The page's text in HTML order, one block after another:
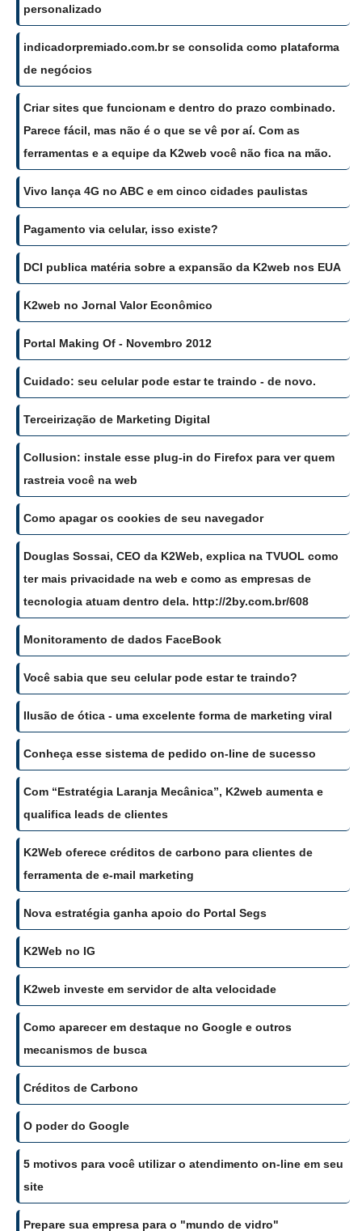
personalizado
indicadorpremiado.com.br se consolida como plataforma
de negócios
Criar sites que funcionam e dentro do prazo combinado.
Parece fácil, mas não é o que se vê por aí. Com as
ferramentas e a equipe da K2web você não fica na mão.
Vivo lança 4G no ABC e em cinco cidades paulistas
Pagamento via celular, isso existe?
DCI publica matéria sobre a expansão da K2web nos EUA
K2web no Jornal Valor Econômico
Portal Making Of - Novembro 2012
Cuidado: seu celular pode estar te traindo - de novo.
Terceirização de Marketing Digital
Collusion: instale esse plug-in do Firefox para ver quem
rastreia você na web
Como apagar os cookies de seu navegador
Douglas Sossai, CEO da K2Web, explica na TVUOL como
ter mais privacidade na web e como as empresas de
tecnologia atuam dentro dela. http://2by.com.br/608
Monitoramento de dados FaceBook
Você sabia que seu celular pode estar te traindo?
Ilusão de ótica - uma excelente forma de marketing viral
Conheça esse sistema de pedido on-line de sucesso
Com “Estratégia Laranja Mecânica”, K2web aumenta e
qualifica leads de clientes
K2Web oferece créditos de carbono para clientes de
ferramenta de e-mail marketing
Nova estratégia ganha apoio do Portal Segs
K2Web no IG
K2web investe em servidor de alta velocidade
Como aparecer em destaque no Google e outros
mecanismos de busca
Créditos de Carbono
O poder do Google
5 motivos para você utilizar o atendimento on-line em seu
site
Prepare sua empresa para o "mundo de vidro"